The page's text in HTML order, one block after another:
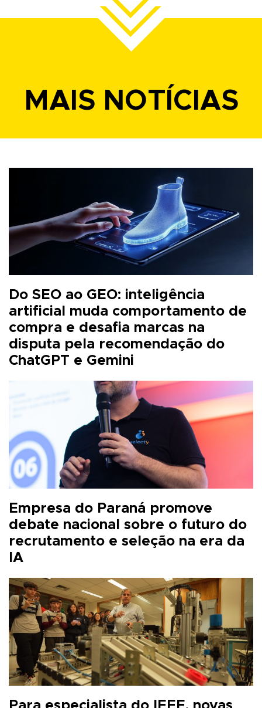
MAIS NOTÍCIAS
Do SEO ao GEO: inteligência
artificial muda comportamento de
compra e desafia marcas na
disputa pela recomendação do
ChatGPT e Gemini
Empresa do Paraná promove
debate nacional sobre o futuro do
recrutamento e seleção na era da
IA